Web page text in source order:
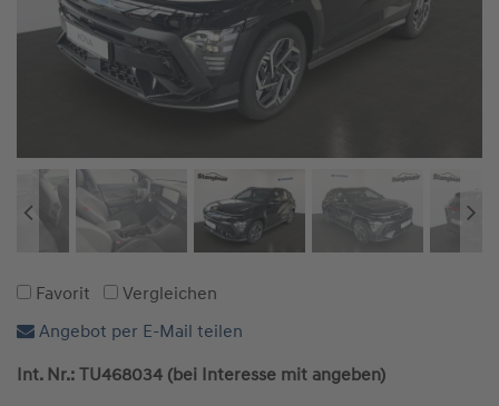
Favorit
Vergleichen
Angebot per E-Mail teilen
Int. Nr.: TU468034 (bei Interesse mit angeben)